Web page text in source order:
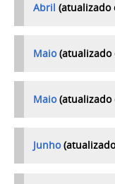
Abril (atualizado
Maio (atualizado
Maio (atualizado
Junho